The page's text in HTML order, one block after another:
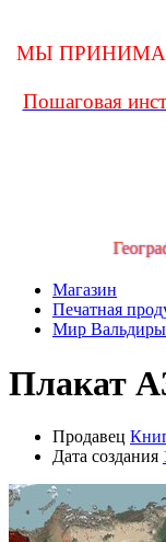
МЫ
Пошаговая
Магазин
Печатная
Мир Вальдиры
Плакат
Продавец
Дата создания